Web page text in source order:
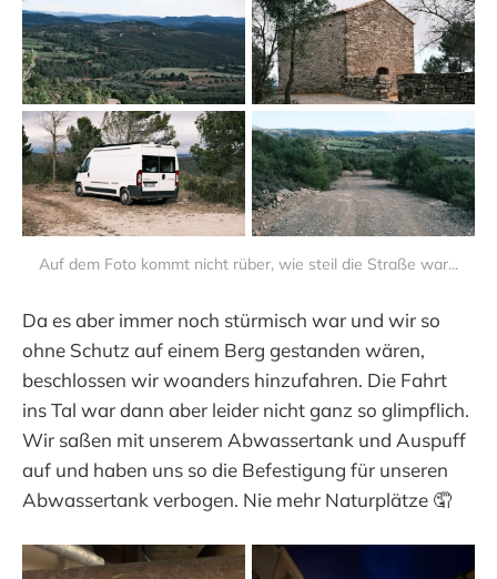
Auf dem Foto kommt nicht rüber, wie steil die Straße war...
Da es aber immer noch stürmisch war und wir so
ohne Schutz auf einem Berg gestanden wären,
beschlossen wir woanders hinzufahren. Die Fahrt
ins Tal war dann aber leider nicht ganz so glimpflich.
Wir saßen mit unserem Abwassertank und Auspuff
auf und haben uns so die Befestigung für unseren
Abwassertank verbogen. Nie mehr Naturplätze 🤦